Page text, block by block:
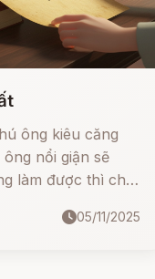
ông kiêu căng
nổi giận sẽ
làm được thì chịu
đến khi một05/11/2025